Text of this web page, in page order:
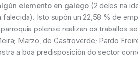
elemento en galego (2 deles na
falecida). Isto supón un 22,58 % de
polense realizan os traballos
Marzo, de Castroverde; Pardo
a boa predisposición do sector